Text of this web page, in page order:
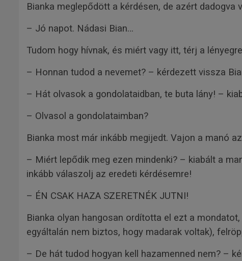
Bianka meglepődött a kérdésen, de azért dadogva
– Jó napot. Nádasi Bian…
Tudom hogy hívnak, és miért vagy itt, térj a
– Honnan tudod a nevemet? – kérdezett vissza
– Hát olvasok a gondolataidban, te buta lány! –
– Olvasol a gondolataimban?
Bianka most már inkább megijedt. Vajon a manó
– Miért lepődik meg ezen mindenki? – kiabált a
inkább válaszolj az eredeti kérdésemre!
– ÉN CSAK HAZA SZERETNÉK JUTNI!
Bianka olyan hangosan ordította el ezt a
egyáltalán nem biztos, hogy madarak voltak),
– De hát tudod hogyan kell hazamenned nem? –